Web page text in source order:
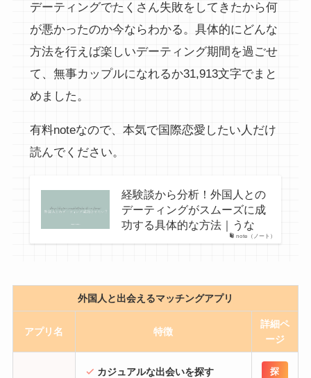
デーティングでたくさん失敗をしてきたから何
が悪かったのか今ならわかる。具体的にどんな
方法を行えば楽しいデーティング期間を過ごせ
て、無事カップルになれるか31,913文字でまと
めました。
有料noteなので、本気で国際恋愛したい人だけ
読んでください。
note（ノート）
経験談から分析！外国人との
デーティングがスムーズに成
功する具体的な方法｜うな
外国人と出会えるマッチングアプリ
アプリ名 特徴
詳細ペ
ージ
カジュアルな出会いを探す
探